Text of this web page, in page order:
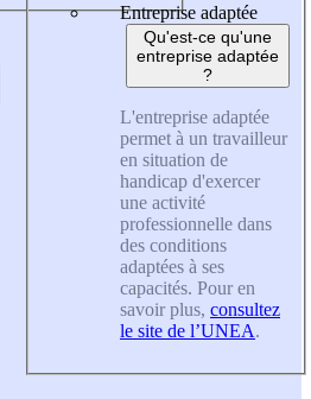
Entreprise adaptée
Qu'est-ce qu'une
entreprise adaptée
?
L'entreprise adaptée
permet à un travailleur
en situation de
handicap d'exercer
une activité
professionnelle dans
des conditions
adaptées à ses
capacités. Pour en
savoir plus, consultez
le site de l’UNEA.